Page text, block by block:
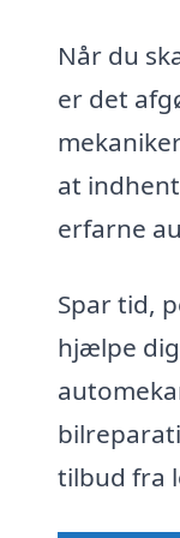
Når du
er det
at
erfarne
Spar tid,
hjælpe
tilbud fra